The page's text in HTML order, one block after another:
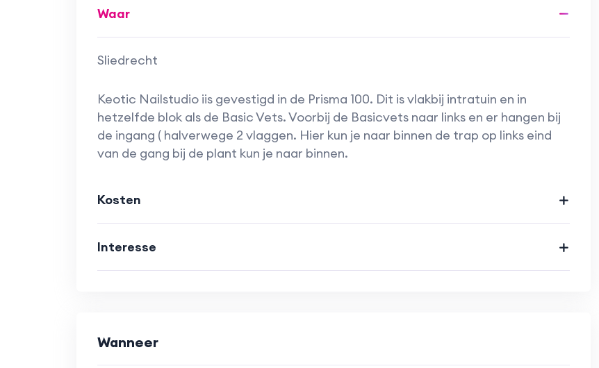
aan maximaal 4 personen gegeven, zodat iedereen genoeg aandacht krijgt. Na
het volgen van de workshop heb je ook nog de mogelijkheid om producten aan
Waar
Sliedrecht
Keotic Nailstudio iis gevestigd in de Prisma 100. Dit is vlakbij intratuin en in
hetzelfde blok als de Basic Vets. Voorbij de Basicvets naar links en er hangen bij
de ingang ( halverwege 2 vlaggen. Hier kun je naar binnen de trap op links eind
van de gang bij de plant kun je naar binnen.
Kosten
Interesse
Wanneer